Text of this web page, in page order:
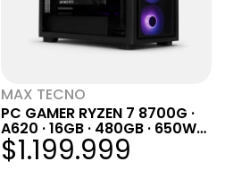
MAX TECNO
PC GAMER RYZEN 7 8700G ·
A620 · 16GB · 480GB · 650W
80+ · GAB RGB
$1.199.999